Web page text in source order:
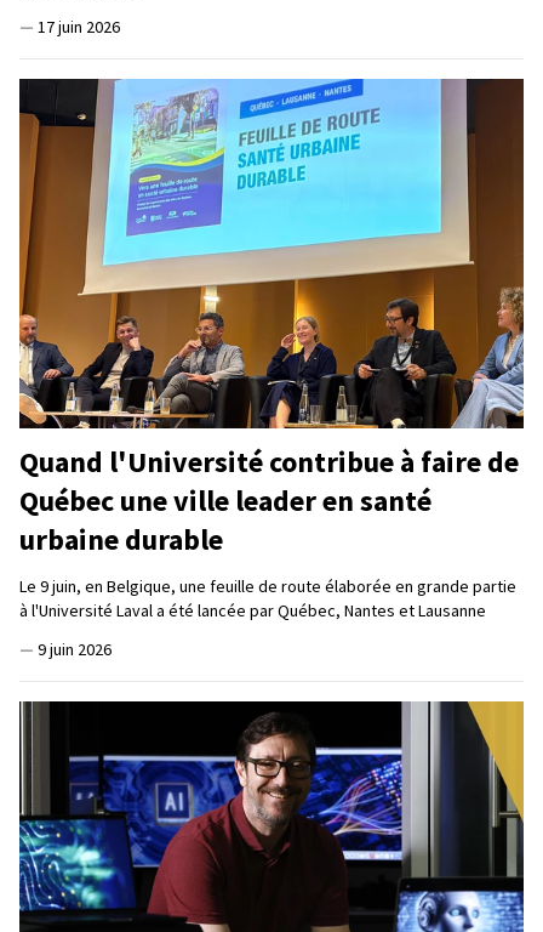
— 17 juin 2026
Quand l'Université contribue à faire de
Québec une ville leader en santé
urbaine durable
Le 9 juin, en Belgique, une feuille de route élaborée en grande partie
à l'Université Laval a été lancée par Québec, Nantes et Lausanne
— 9 juin 2026